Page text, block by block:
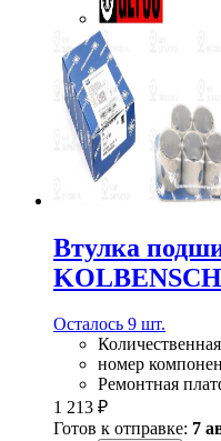
Втулка
Осталось 9 шт.
номер
Ремонтная
1 213 ₽
Готов к отправке: 7